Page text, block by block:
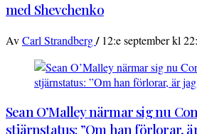
med Shevchenko
AvCarl Strandberg/ 12:e september kl
Sean O’Malley närmar sig nu
stjärnstatus: ”Om han förlorar,